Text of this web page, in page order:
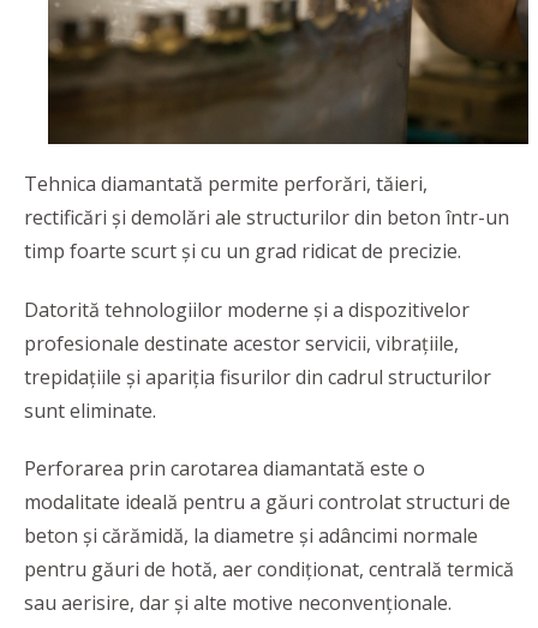
Tehnica diamantată permite perforări, tăieri,
rectificări și demolări ale structurilor din beton într-un
timp foarte scurt și cu un grad ridicat de precizie.
Datorită tehnologiilor moderne și a dispozitivelor
profesionale destinate acestor servicii, vibrațiile,
trepidațiile și apariția fisurilor din cadrul structurilor
sunt eliminate.
Perforarea prin carotarea diamantată este o
modalitate ideală pentru a găuri controlat structuri de
beton și cărămidă, la diametre și adâncimi normale
pentru găuri de hotă, aer condiționat, centrală termică
sau aerisire, dar și alte motive neconvenționale.